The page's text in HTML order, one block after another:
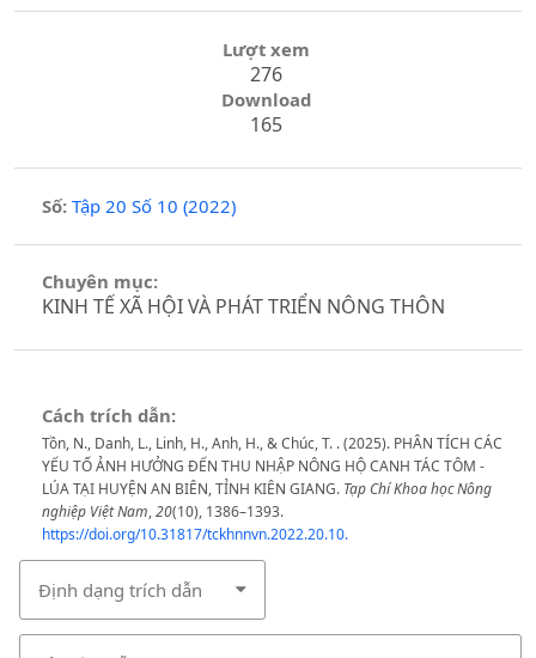
Lượt xem
276
Download
165
Số: Tập 20 Số 10 (2022)
Chuyên mục:
KINH TẾ XÃ HỘI VÀ PHÁT TRIỂN NÔNG THÔN
Cách trích dẫn:
Tồn, N., Danh, L., Linh, H., Anh, H., & Chúc, T. . (2025). PHÂN TÍCH CÁC
YẾU TỐ ẢNH HƯỞNG ĐẾN THU NHẬP NÔNG HỘ CANH TÁC TÔM -
LÚA TẠI HUYỆN AN BIÊN, TỈNH KIÊN GIANG. Tạp Chí Khoa học Nông
nghiệp Việt Nam,20(10), 1386–1393.
https://doi.org/10.31817/tckhnnvn.2022.20.10.
Định dạng trích dẫn